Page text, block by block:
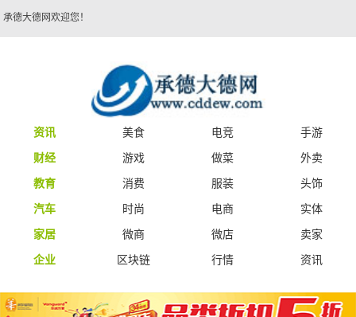
承德大德网欢迎您！
资讯 美食 电竞
手游
财经
游戏 做菜
外卖
教育
消费 服装
头饰
汽车
时尚 电商
实体
家居
微商 微店
卖家
企业
区块链 行情 资讯